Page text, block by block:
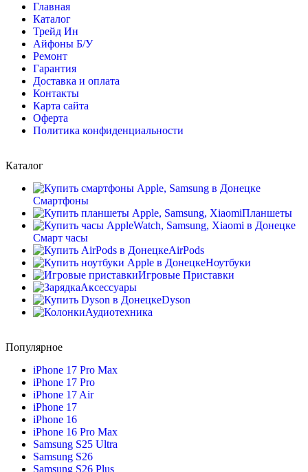
Главная
Каталог
Трейд Ин
Айфоны Б/У
Ремонт
Гарантия
Доставка и оплата
Контакты
Карта сайта
Оферта
Политика конфиденциальности
Каталог
Смартфоны
Планшеты
Смарт часы
AirPods
Ноутбуки
Игровые Приставки
Аксессуары
Dyson
Аудиотехника
Популярное
iPhone 17 Pro Max
iPhone 17 Pro
iPhone 17 Air
iPhone 17
iPhone 16
iPhone 16 Pro Max
Samsung S25 Ultra
Samsung S26
Samsung S26 Plus